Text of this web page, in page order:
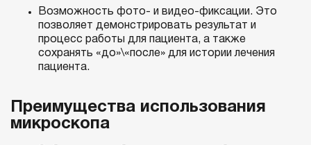
Возможность фото- и видео-фиксации. Это
позволяет демонстрировать результат и
процесс работы для пациента, а также
сохранять «до»\«после» для истории лечения
пациента.
Преимущества использования
микроскопа